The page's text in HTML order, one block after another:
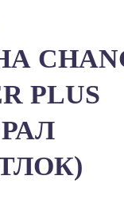
PLUS